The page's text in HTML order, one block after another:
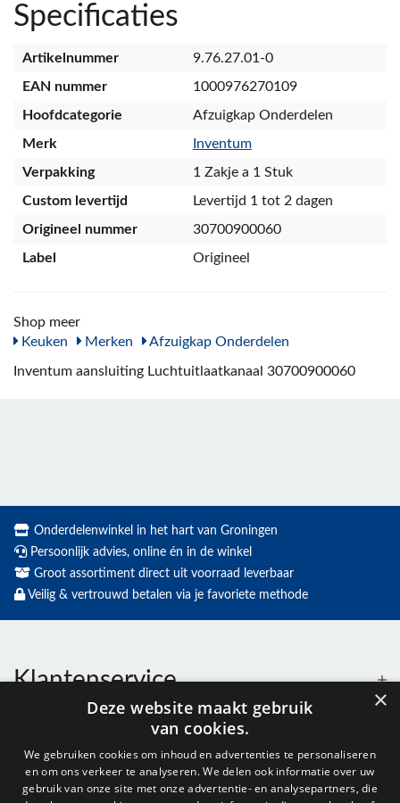
Specificaties
Artikelnummer
9.76.27.01-0
EAN nummer
1000976270109
Hoofdcategorie
Afzuigkap Onderdelen
Merk
Inventum
Verpakking
1 Zakje a 1 Stuk
Custom levertijd
Levertijd 1 tot 2 dagen
Origineel nummer
30700900060
Label
Origineel
Shop meer
Keuken
Merken Afzuigkap Onderdelen
Inventum aansluiting Luchtuitlaatkanaal 30700900060
Onderdelenwinkel in het hart van Groningen
Persoonlijk advies, online én in de winkel
Groot assortiment direct uit voorraad leverbaar
Veilig & vertrouwd betalen via je favoriete methode
Klantenservice
Openingstijden
×
Deze website maakt gebruik
van cookies.
We gebruiken cookies om inhoud en advertenties te personaliseren
en om ons verkeer te analyseren. We delen ook informatie over uw
gebruik van onze site met onze advertentie- en analysepartners, die